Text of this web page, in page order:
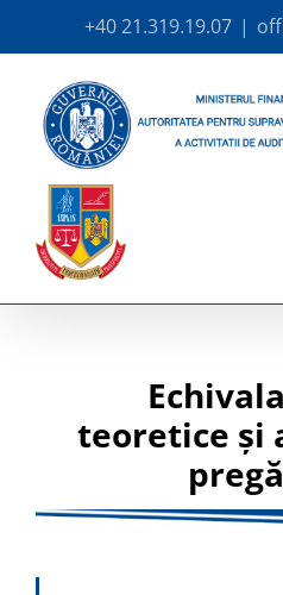
to
+40 21.319.19.07 |
teoretice și